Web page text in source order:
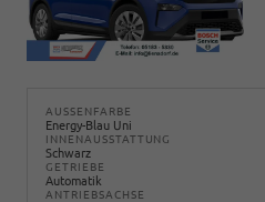
AUSSENFARBE
Energy-Blau Uni
INNENAUSSTATTUNG
Schwarz
GETRIEBE
Automatik
ANTRIEBSACHSE